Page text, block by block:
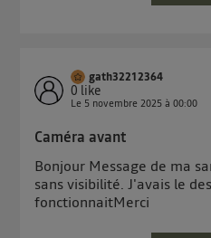
gath32212364
0 like
Le 5 novembre 2025 à00:00
Caméra avant
Bonjour Message de ma
sans visibilité. J'avais le
fonctionnaitMerci